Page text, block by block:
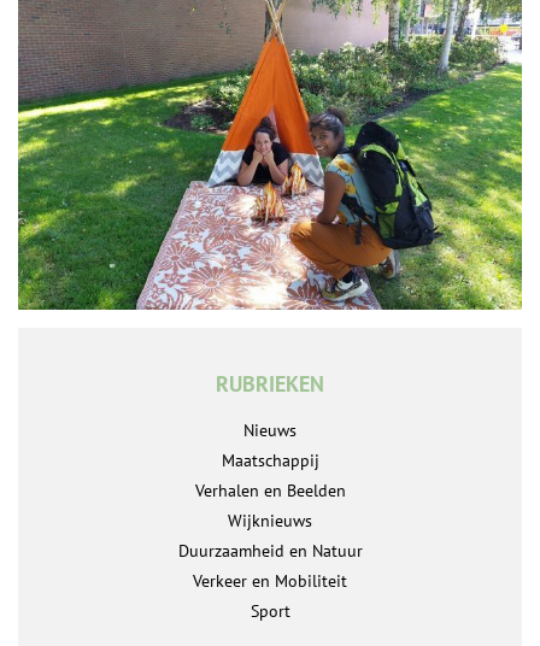
RUBRIEKEN
Nieuws
Maatschappij
Verhalen en Beelden
Wijknieuws
Duurzaamheid en Natuur
Verkeer en Mobiliteit
Sport